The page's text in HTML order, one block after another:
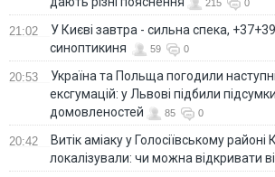
215 0
21:02
У Києві завтра - сильна спека,
синоптикиня
59 0
20:53
Україна та Польща погодили
ексгумацій: у Львові підбили
домовленостей
85 0
20:42
Витік аміаку у Голосіївському районі
локалізували: чи можна відкривати